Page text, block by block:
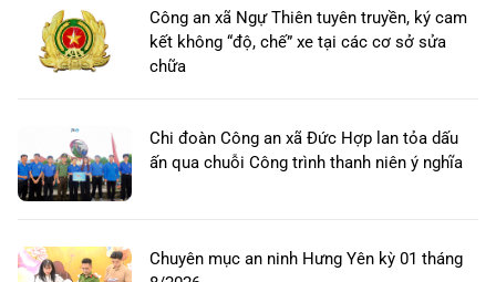
Công an xã Ngự Thiên tuyên truyền, ký cam
kết không “độ, chế” xe tại các cơ sở sửa
chữa
Chi đoàn Công an xã Đức Hợp lan tỏa dấu
ấn qua chuỗi Công trình thanh niên ý nghĩa
Chuyên mục an ninh Hưng Yên kỳ 01 tháng